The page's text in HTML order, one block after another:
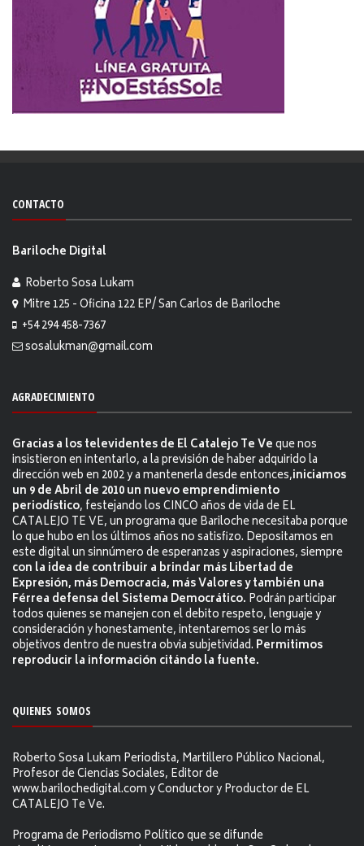
CONTACTO
Bariloche Digital
Roberto Sosa Lukam
Mitre 125 - Oficina 122 EP/ San Carlos de Bariloche
+54 294 458-7367
sosalukman@gmail.com
AGRADECIMIENTO
Gracias a los televidentes de El Catalejo Te Veque nos
insistieron en intentarlo, a la previsión de haber adquirido la
dirección web en 2002 y a mantenerla desde entonces,iniciamos
un 9 de Abril de 2010 un nuevo emprendimiento
periodístico, festejando los CINCO años de vida de EL
CATALEJO TE VE, un programa que Bariloche necesitaba porque
lo que hubo en los últimos años no satisfizo. Depositamos en
este digital un sinnúmero de esperanzas y aspiraciones, siempre
con la idea de contribuir a brindar más Libertad de
Expresión, más Democracia, más Valores y también una
Férrea defensa del Sistema Democrático. Podrán participar
todos quienes se manejen con el debito respeto, lenguaje y
consideración y honestamente, intentaremos ser lo más
objetivos dentro de nuestra obvia subjetividad. Permitimos
reproducir la información citándo la fuente.
QUIENES SOMOS
Roberto Sosa Lukam Periodista, Martillero Público Nacional,
Profesor de Ciencias Sociales, Editor de
www.barilochedigital.com y Conductor y Productor de EL
CATALEJO Te Ve.
Programa de Periodismo Político que se difunde